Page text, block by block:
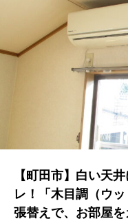
COMPANY
CONTACT
Q&A
よくあるご質問
【町田市】白い天
レ！「木目調（ウ
張替えで、お部屋